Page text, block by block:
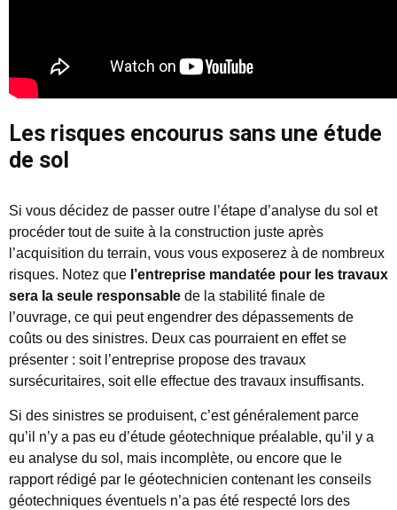
Les risques encourus sans une étude
de sol
Si vous décidez de passer outre l’étape d’analyse du sol et
procéder tout de suite à la construction juste après
l’acquisition du terrain, vous vous exposerez à de nombreux
risques. Notez que l’entreprise mandatée pour les travaux
sera la seule responsable de la stabilité finale de
l’ouvrage, ce qui peut engendrer des dépassements de
coûts ou des sinistres. Deux cas pourraient en effet se
présenter : soit l’entreprise propose des travaux
sursécuritaires, soit elle effectue des travaux insuffisants.
Si des sinistres se produisent, c’est généralement parce
qu’il n’y a pas eu d’étude géotechnique préalable, qu’il y a
eu analyse du sol, mais incomplète, ou encore que le
rapport rédigé par le géotechnicien contenant les conseils
géotechniques éventuels n’a pas été respecté lors des